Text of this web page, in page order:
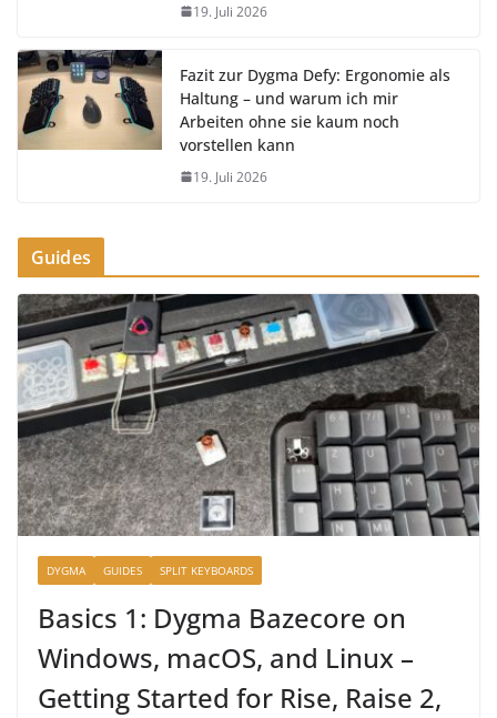
19. Juli 2026
Fazit zur Dygma Defy: Ergonomie als
Haltung – und warum ich mir
Arbeiten ohne sie kaum noch
vorstellen kann
19. Juli 2026
Guides
DYGMA GUIDES SPLIT KEYBOARDS
Basics 1: Dygma Bazecore on
Windows, macOS, and Linux –
Getting Started for Rise, Raise 2,